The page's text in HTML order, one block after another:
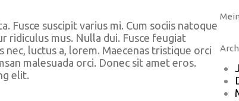
Fusce suscipit varius mi. Cum sociis natoque
ridiculus mus. Nulla dui. Fusce feugiat
nec, luctus a, lorem. Maecenas tristique orci
malesuada orci. Donec sit amet eros.
elit.